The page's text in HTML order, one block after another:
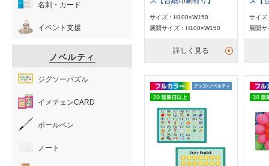
サイズ：H100×W150
展開サイズ：H100×W150
詳しく見る
サイズ
展開
名刺・カード
イベント支援
ノベルティ
ジグソーパズル
イメチェンCARD
ボールペン
ノート